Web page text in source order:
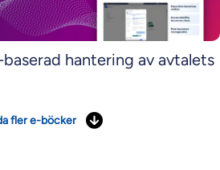
hantering av avtalets
fler e-böcker